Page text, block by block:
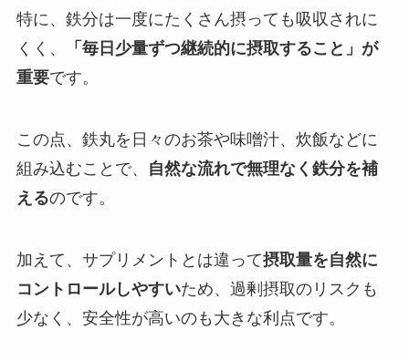
特に、鉄分は一度にたくさん摂っても吸収されに
くく、
「毎日少量ずつ継続的に摂取すること」が
重要です。
この点、鉄丸を日々のお茶や味噌汁、炊飯などに
組み込むことで、
自然な流れで無理なく鉄分を補
えるのです。
加えて、サプリメントとは違って摂取量を自然に
コントロールしやすいため、過剰摂取のリスクも
少なく、安全性が高いのも大きな利点です。